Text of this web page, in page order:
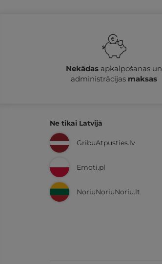
Nekādasapkalpošanas un
administrācijas maksas
Ne tikai Latvijā
GribuAtpusties.lv
Emoti.pl
NoriuNoriuNoriu.lt